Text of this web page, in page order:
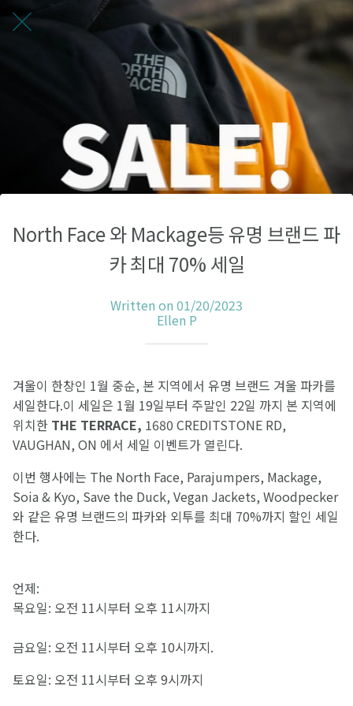
North Face 와 Mackage등 유명 브랜드 파
카 최대 70% 세일
Written on 01/20/2023
Ellen P
겨울이 한창인 1월 중순, 본 지역에서 유명 브랜드 겨울 파카를
세일한다.이 세일은 1월 19일부터 주말인 22일 까지 본 지역에
위치한 THE TERRACE, 1680 CREDITSTONE RD,
VAUGHAN, ON 에서 세일 이벤트가 열린다.
이번 행사에는 The North Face, Parajumpers, Mackage,
Soia & Kyo, Save the Duck, Vegan Jackets, Woodpecker
와 같은 유명 브랜드의 파카와 외투를 최대 70%까지 할인 세일
한다.
언제:
목요일: 오전 11시부터 오후 11시까지
금요일: 오전 11시부터 오후 10시까지.
토요일: 오전 11시부터 오후 9시까지